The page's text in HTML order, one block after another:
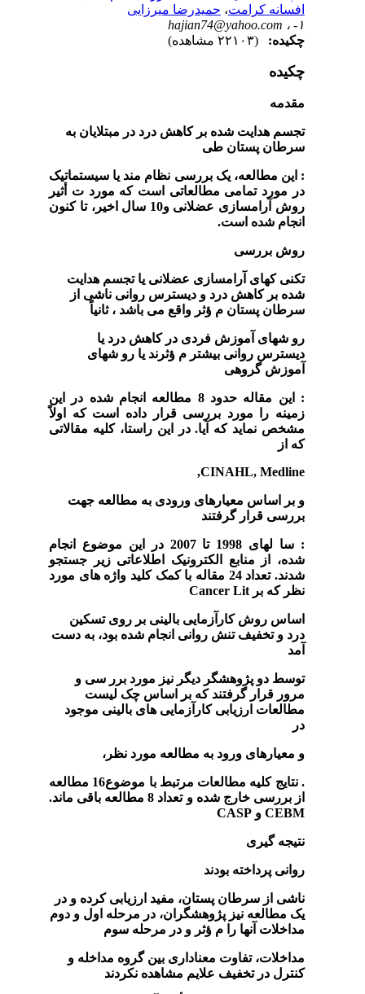
افسانه کرامت،حمیدرضا میرزایی
hajian74@yahoo.com
چکیده:
چکیده
مقدمه
تجسم هدایت شده بر کاهش درد در مبتلایان به
سرطان پستان طی
این مطالعه، یک بررسی نظام مند یا سیستماتیک
در مورد تمامی مطالعاتی است که مورد ت أثیر
روش آرامسازی عضلانی و 10 سال اخیر، تا کنون
انجام شده است.
روش بررسی
تکنی کهای آرامسازی عضلانی یا تجسم هدایت
شده بر کاهش درد و دیسترس روانی ناشی از
سرطان پستان م ؤثر واقع می باشد ، ثانیاً
رو شهای آموزش فردی در کاهش درد یا
دیسترس روانی بیشتر م ؤثرند یا رو شهای
آموزش گروهی
این مقاله حدود8
مطالعه انجام شده در این
زمینه را مورد بررسی قرار داده است که اولاً
مشخص نماید که آیا
.در این راستا، کلیه مقالاتی
که از
CINAHL, Medline,
و بر اساس معیارهای ورودی به مطالعه جهت
بررسی قرار گرفتند
:سا لهای1998 تا2007 در این موضوع انجام
شده، از منابع الکترونیک اطلاعاتی زیر جستجو
شدند.تعداد 24 مقاله با کمک کلید واژه های مورد
نظر که برCancer Lit
اساس روش کارآزمایی بالینی بر روی تسکین
درد و تخفیف تنش روانی انجام شده بود، به دست
آمد
توسط دو پژوهشگر دیگر نیز مورد برر سی و
مرور قرار گرفتند که بر اساس چک لیست
مطالعات ارزیابی کارآزمایی های بالینی موجود
در
و معیارهای ورود به مطالعه مورد نظر،
نتایج کلیه مطالعات مرتبط با موضوع16 مطالعه
از بررسی خارج شده و تعداد 8 مطالعه باقی ماند.
CEBM وCASP
نتیجه گیری
روانی پرداخته بودند
ناشی از سرطان پستان، مفید ارزیابی کرده و در
یک مطالعه نیز پژوهشگران، در مرحله اول و دوم
مداخلات آنها را م ؤثر و در مرحله سوم
مداخلات، تفاوت معناداری بین گروه مداخله و
کنترل در تخفیف علایم مشاهده نکردند